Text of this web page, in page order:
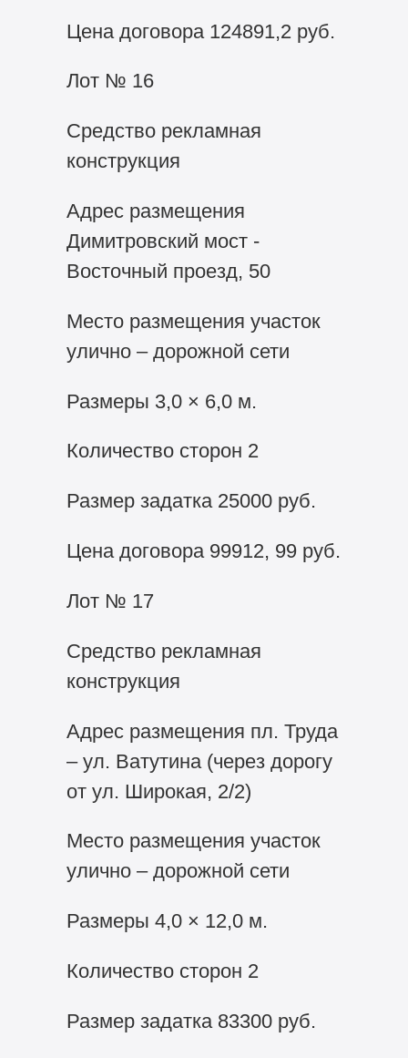
Цена договора 124891,2 руб.
Лот № 16
Средство рекламная
конструкция
Адрес размещения
Димитровский мост -
Восточный проезд, 50
Место размещения участок
улично – дорожной сети
Размеры 3,0 × 6,0 м.
Количество сторон 2
Размер задатка 25000 руб.
Цена договора 99912, 99 руб.
Лот № 17
Средство рекламная
конструкция
Адрес размещения пл. Труда
– ул. Ватутина (через дорогу
от ул. Широкая, 2/2)
Место размещения участок
улично – дорожной сети
Размеры 4,0 × 12,0 м.
Количество сторон 2
Размер задатка 83300 руб.